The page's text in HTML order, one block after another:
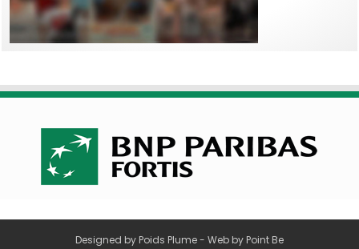
Designed by Poids Plume- Web by Point Be